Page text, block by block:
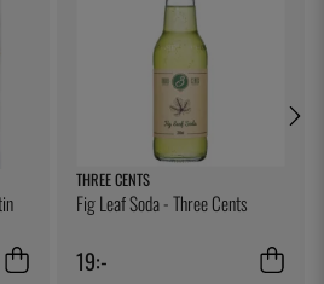
THREE CENTS
Fig Leaf Soda - Three Cents
19:-